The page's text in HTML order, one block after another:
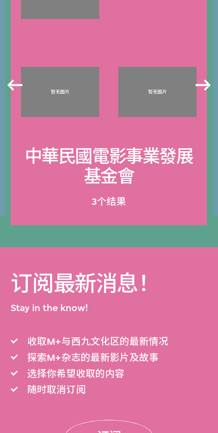
中華民國電影事業發展
基金會
3个结果
订阅最新消息！
Stay in the know!
收取M+与西九文化区的最新情况
探索M+杂志的最新影片及故事
选择你希望收取的内容
随时取消订阅